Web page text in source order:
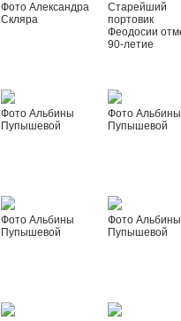
Фото Александра
Скляра
Старейший
портовик
Феодосии
90-летие
Фото Альбины
Пупышевой
Фото Альбины
Пупышевой
Фото Альбины
Пупышевой
Фото Альбины
Пупышевой